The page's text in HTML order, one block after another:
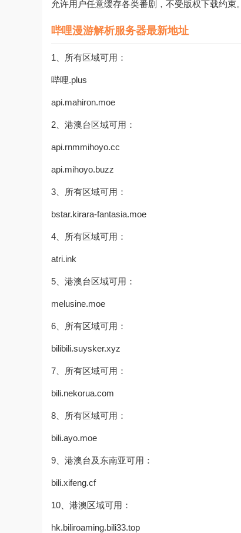
允许用户任意缓存各类番剧，不受版权下载约束。
哔哩漫游解析服务器最新地址
1、所有区域可用：
哔哩.plus
api.mahiron.moe
2、港澳台区域可用：
api.rnmmihoyo.cc
api.mihoyo.buzz
3、所有区域可用：
bstar.kirara-fantasia.moe
4、所有区域可用：
atri.ink
5、港澳台区域可用：
melusine.moe
6、所有区域可用：
bilibili.suysker.xyz
7、所有区域可用：
bili.nekorua.com
8、所有区域可用：
bili.ayo.moe
9、港澳台及东南亚可用：
bili.xifeng.cf
10、港澳区域可用：
hk.biliroaming.bili33.top